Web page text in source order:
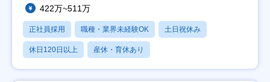
422万~511万
正社員採用 職種・業界未経験OK 土日祝休み
休日120日以上 産休・育休あり